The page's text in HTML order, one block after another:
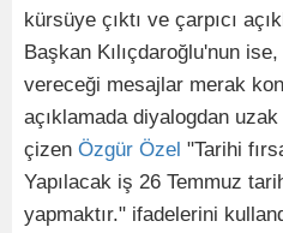
kürsüye çıktı ve çarpıcı
Başkan Kılıçdaroğlu'nun
vereceği mesajlar merak
açıklamada diyalogdan uzak
çizen Özgür Özel "Tarihi
Yapılacak iş 26 Temmuz
yapmaktır." ifadelerini